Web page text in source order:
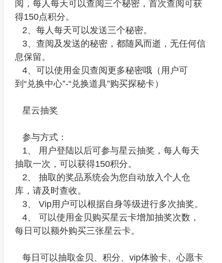
阅，每人每天可以查阅三个秘密，首次查阅可获
得150点积分。
2、每人每天可以发送三个秘密。
3、查阅及发送的秘密，都随风而逝，无任何信
息保留。
4、可以使用金贝查阅更多秘密哦（用户可
到“兑换中心”-“兑换道具”购买探秘卡）
星云抽奖
参与方式：
1、 用户登陆以后可参与星云抽奖，每人每天
抽取一次，可以获得150积分。
2、 抽取的奖品系统会为您自动放入个人仓
库，请及时查收。
3、 Vip用户可以根据自身等级进行多次抽奖。
4、 可以使用金贝购买星云卡增加抽奖次数，
每日可以额外购买三张星云卡。
每日可以抽取金贝、积分、vip体验卡、心愿卡